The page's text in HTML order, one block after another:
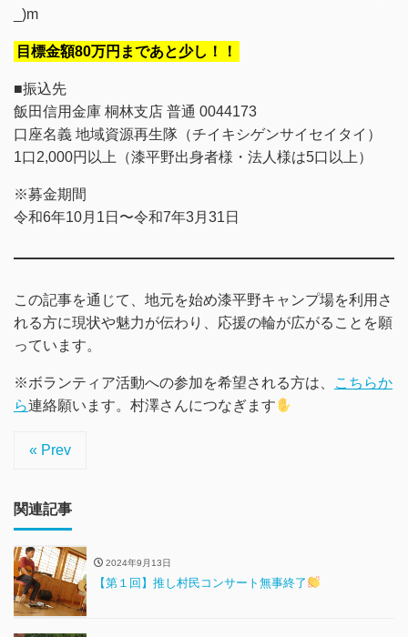
_)m
目標金額80万円まであと少し！！
■振込先
飯田信用金庫 桐林支店 普通 0044173
口座名義 地域資源再生隊（チイキシゲンサイセイタイ）
1口2,000円以上（漆平野出身者様・法人様は5口以上）
※募金期間
令和6年10月1日〜令和7年3月31日
この記事を通じて、地元を始め漆平野キャンプ場を利用さ
れる方に現状や魅力が伝わり、応援の輪が広がることを願
っています。
※ボランティア活動への参加を希望される方は、
こちらか
ら連絡願います。村澤さんにつなぎます
« Prev
関連記事
2024年9月13日
【第１回】推し村民コンサート無事終了